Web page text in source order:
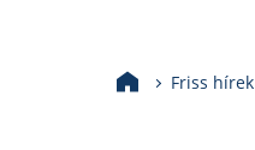
Friss hírek